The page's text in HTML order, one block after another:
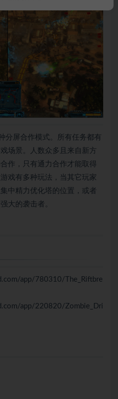
分屏合作模式。所有任务都有
场景。人数众多且来自新方
作，只有通力合作才能取得
戏有多种玩法，当其它玩家
中精力优化塔的位置，或者
大的袭击者。
app/780310/The_Riftbre
app/220820/Zombie_Dri